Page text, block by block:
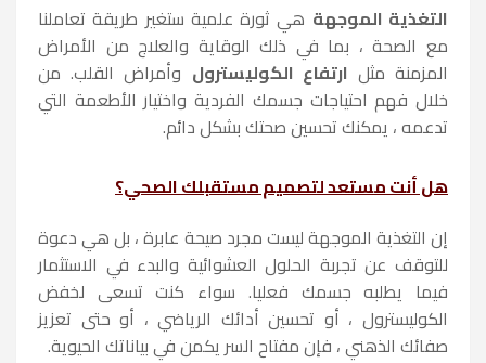
التغذية الموجهة هي ثورة علمية ستغير طريقة تعاملنا
مع الصحة ، بما في ذلك الوقاية والعلاج من الأمراض
المزمنة مثل ارتفاع الكوليسترول وأمراض القلب. من
خلال فهم احتياجات جسمك الفردية واختيار الأطعمة التي
تدعمه ، يمكنك تحسين صحتك بشكل دائم.
هل أنت مستعد لتصميم مستقبلك الصحي؟
إن التغذية الموجهة ليست مجرد صيحة عابرة ، بل هي دعوة
للتوقف عن تجربة الحلول العشوائية والبدء في الاستثمار
فيما يطلبه جسمك فعليا. سواء كنت تسعى لخفض
الكوليسترول ، أو تحسين أدائك الرياضي ، أو حتى تعزيز
صفائك الذهني ، فإن مفتاح السر يكمن في بياناتك الحيوية.